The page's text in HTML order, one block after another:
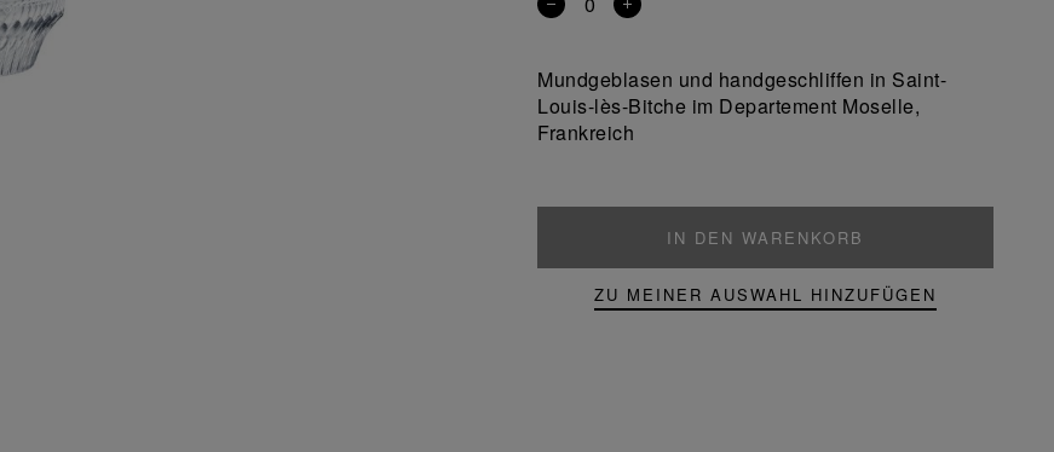
Entfernen
Produkt
Ein
Mundgeblasen und handgeschliffen in Saint-
Louis-lès-Bitche im Departement Moselle,
Frankreich
IN DEN WARENKORB
ZU MEINER AUSWAHL HINZUFÜGEN